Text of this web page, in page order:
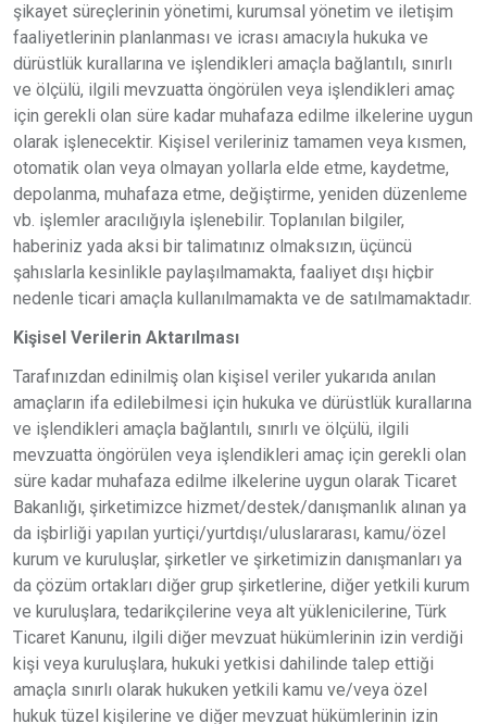
şikayet süreçlerinin yönetimi, kurumsal yönetim ve iletişim
faaliyetlerinin planlanması ve icrası amacıyla hukuka ve
dürüstlük kurallarına ve işlendikleri amaçla bağlantılı, sınırlı
ve ölçülü, ilgili mevzuatta öngörülen veya işlendikleri amaç
için gerekli olan süre kadar muhafaza edilme ilkelerine uygun
olarak işlenecektir. Kişisel verileriniz tamamen veya kısmen,
otomatik olan veya olmayan yollarla elde etme, kaydetme,
depolanma, muhafaza etme, değiştirme, yeniden düzenleme
vb. işlemler aracılığıyla işlenebilir. Toplanılan bilgiler,
haberiniz yada aksi bir talimatınız olmaksızın, üçüncü
şahıslarla kesinlikle paylaşılmamakta, faaliyet dışı hiçbir
nedenle ticari amaçla kullanılmamakta ve de satılmamaktadır.
Kişisel Verilerin Aktarılması
Tarafınızdan edinilmiş olan kişisel veriler yukarıda anılan
amaçların ifa edilebilmesi için hukuka ve dürüstlük kurallarına
ve işlendikleri amaçla bağlantılı, sınırlı ve ölçülü, ilgili
mevzuatta öngörülen veya işlendikleri amaç için gerekli olan
süre kadar muhafaza edilme ilkelerine uygun olarak Ticaret
Bakanlığı, şirketimizce hizmet/destek/danışmanlık alınan ya
da işbirliği yapılan yurtiçi/yurtdışı/uluslararası, kamu/özel
kurum ve kuruluşlar, şirketler ve şirketimizin danışmanları ya
da çözüm ortakları diğer grup şirketlerine, diğer yetkili kurum
ve kuruluşlara, tedarikçilerine veya alt yüklenicilerine, Türk
Ticaret Kanunu, ilgili diğer mevzuat hükümlerinin izin verdiği
kişi veya kuruluşlara, hukuki yetkisi dahilinde talep ettiği
amaçla sınırlı olarak hukuken yetkili kamu ve/veya özel
hukuk tüzel kişilerine ve diğer mevzuat hükümlerinin izin